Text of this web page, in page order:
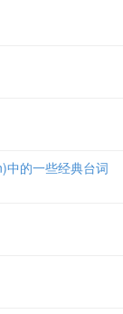
中的一些经典台词